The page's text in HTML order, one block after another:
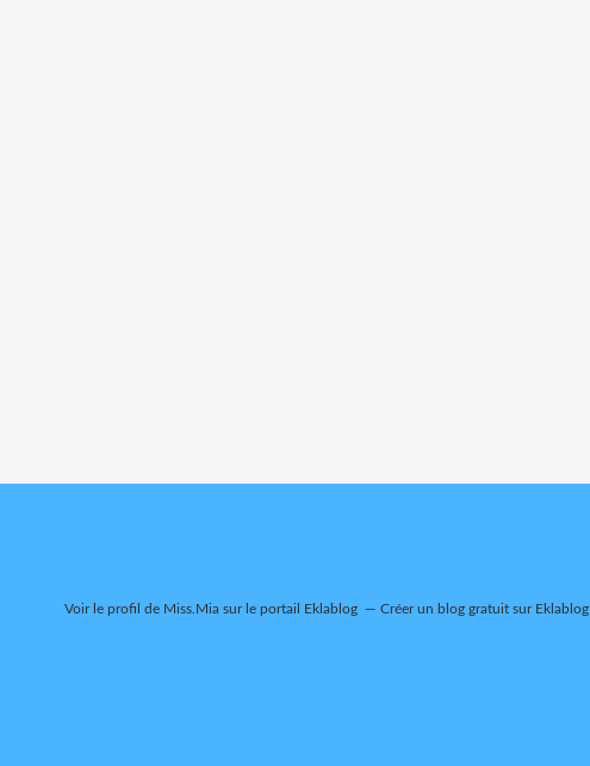
Voir le profil de Miss.Mia sur le portail Eklablog Créer un blog gratuit sur Eklablog